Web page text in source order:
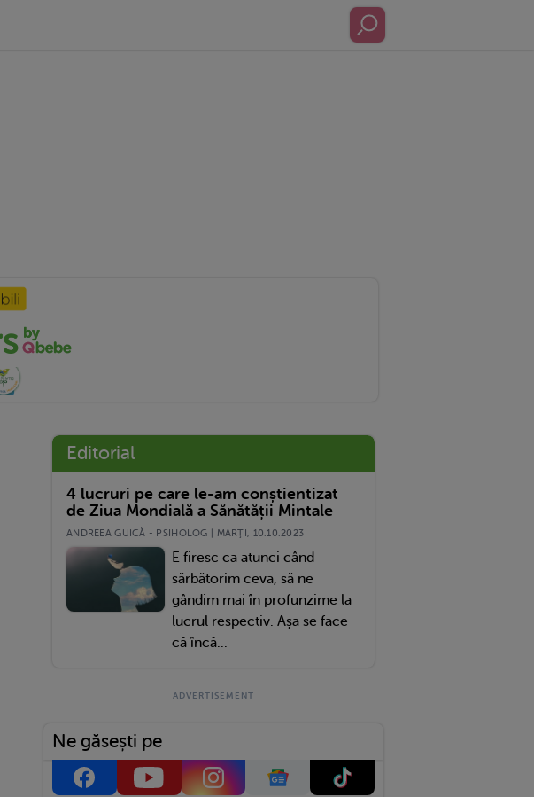
Editorial
4 lucruri pe care le-am conștientizat
de Ziua Mondială a Sănătății Mintale
ANDREEA GUICĂ - PSIHOLOG | MARŢI, 10.10.2023
E firesc ca atunci când
sărbătorim ceva, să ne
gândim mai în profunzime la
lucrul respectiv. Așa se face
că încă...
Ne găsești pe